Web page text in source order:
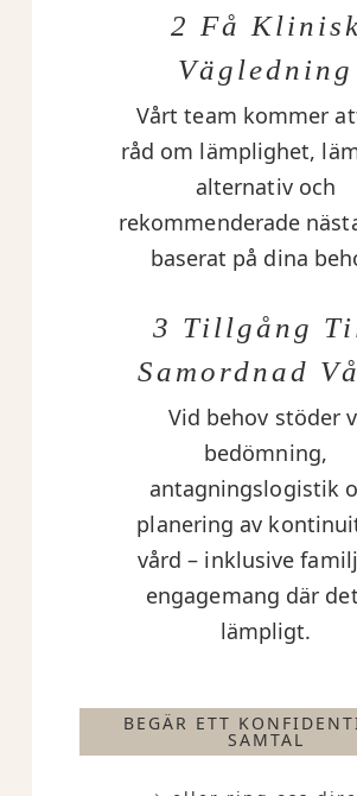
2 Få
Vägledning
Vårt team kommer
råd om lämplighet,
alternativ och
rekommenderade
baserat på dina
3 Tillgång
Samordnad
Vid behov stöder
bedömning,
antagningslogistik
planering av
vård – inklusive
engagemang där
lämpligt.
BEGÄR ETT
SAMTAL